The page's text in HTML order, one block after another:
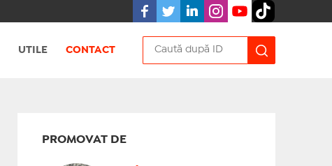
UTILE CONTACT
PROMOVAT DE